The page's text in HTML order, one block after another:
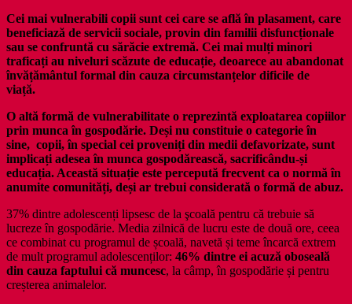
Cei mai vulnerabili copii sunt cei care se află în plasament, care
beneficiază de servicii sociale, provin din familii disfuncționale
sau se confruntă cu sărăcie extremă. Cei mai mulți minori
traficați au niveluri scăzute de educație, deoarece au abandonat
învățământul formal din cauza circumstanțelor dificile de
viață.
O altă formă de vulnerabilitate o reprezintă exploatarea copiilor
prin munca în gospodărie. Deși nu constituie o categorie în
sine, copii, în special cei proveniți din medii defavorizate, sunt
implicați adesea în munca gospodărească, sacrificându-și
educația. Această situație este percepută frecvent ca o normă în
anumite comunități, deși ar trebui considerată o formă de abuz.
37% dintre adolescenți lipsesc de la şcoală pentru că trebuie să
lucreze în gospodărie. Media zilnică de lucru este de două ore, ceea
ce combinat cu programul de școală, navetă și teme încarcă extrem
de mult programul adolescenților: 46% dintre ei acuză oboseală
din cauza faptului că muncesc, la câmp, în gospodărie și pentru
creșterea animalelor.